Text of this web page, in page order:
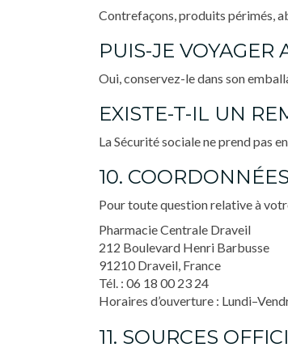
Contrefaçons, produits périmés,
PUIS-JE
Oui, conservez-le dans son
EXISTE-T-IL UN
La Sécurité sociale ne prend pas
10.
Pour toute question relative à
Pharmacie Centrale Draveil
212 Boulevard Henri Barbusse
91210 Draveil, France
Tél. : 06 18 00 23 24
Horaires d’ouverture :
11. SOURCES